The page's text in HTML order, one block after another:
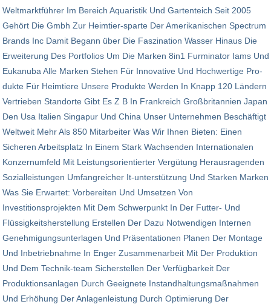
Weltmarktführer Im Bereich Aquaristik Und Gartenteich Seit 2005
Gehört Die Gmbh Zur Heimtier-sparte Der Amerika­nischen Spectrum
Brands Inc Damit Begann über Die Faszi­na­tion Wasser Hinaus Die
Erwei­te­rung Des Portfolios Um Die Marken 8in1 Furminator Iams Und
Eukanuba Alle Marken Stehen Für Innovative Und Hochwertige Pro­
dukte Für Heimtiere Unsere Produkte Werden In Knapp 120 Ländern
Vertrieben Standorte Gibt Es Z B In Frankreich Groß­bri­tan­nien Japan
Den Usa Italien Singapur Und China Unser Unter­nehmen Beschäftigt
Weltweit Mehr Als 850 Mitarbeiter Was Wir Ihnen Bieten: Einen
Sicheren Arbeitsplatz In Einem Stark Wachsenden Inter­nationalen
Konzernumfeld Mit Leistungsorientierter Vergütung Herausragenden
Sozialleistungen Umfangreicher It-unterstützung Und Starken Marken
Was Sie Erwartet: Vorbereiten Und Umsetzen Von
Investitionsprojekten Mit Dem Schwerpunkt In Der Futter- Und
Flüssigkeitsherstellung Erstellen Der Dazu Notwendigen Internen
Genehmigungsunterlagen Und Präsentationen Planen Der Montage
Und Inbetriebnahme In Enger Zusammenarbeit Mit Der Produktion
Und Dem Technik-team Sicherstellen Der Verfügbarkeit Der
Produktionsanlagen Durch Geeignete Instandhaltungsmaßnahmen
Und Erhöhung Der Anlagenleistung Durch Optimierung Der